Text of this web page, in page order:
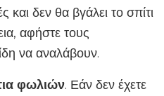
και δεν θα βγάλει το σπίτι
αφήστε τους
να αναλάβουν.
φωλιών. Εάν δεν έχετε